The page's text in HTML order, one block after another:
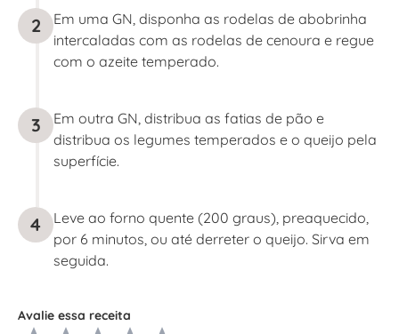
2
Em uma GN, disponha as rodelas de abobrinha
intercaladas com as rodelas de cenoura e regue
com o azeite temperado.
3
Em outra GN, distribua as fatias de pão e
distribua os legumes temperados e o queijo pela
superfície.
4
Leve ao forno quente (200 graus), preaquecido,
por 6 minutos, ou até derreter o queijo. Sirva em
seguida.
Avalie essa receita